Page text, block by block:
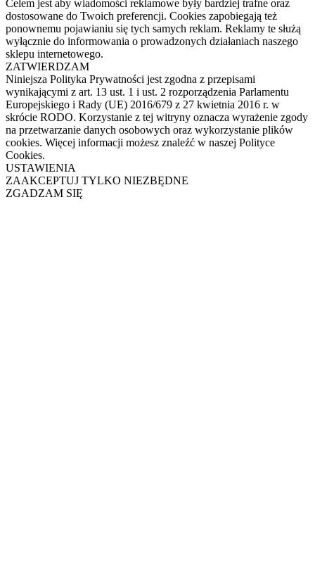
Celem jest aby wiadomości reklamowe były bardziej trafne oraz
dostosowane do Twoich preferencji. Cookies zapobiegają też
ponownemu pojawianiu się tych samych reklam. Reklamy te służą
wyłącznie do informowania o prowadzonych działaniach naszego
sklepu internetowego.
ZATWIERDZAM
Niniejsza Polityka Prywatności jest zgodna z przepisami
wynikającymi z art. 13 ust. 1 i ust. 2 rozporządzenia Parlamentu
Europejskiego i Rady (UE) 2016/679 z 27 kwietnia 2016 r. w
skrócie RODO. Korzystanie z tej witryny oznacza wyrażenie zgody
na przetwarzanie danych osobowych oraz wykorzystanie plików
cookies. Więcej informacji możesz znaleźć w naszej Polityce
Cookies.
USTAWIENIA
ZAAKCEPTUJ TYLKO NIEZBĘDNE
ZGADZAM SIĘ